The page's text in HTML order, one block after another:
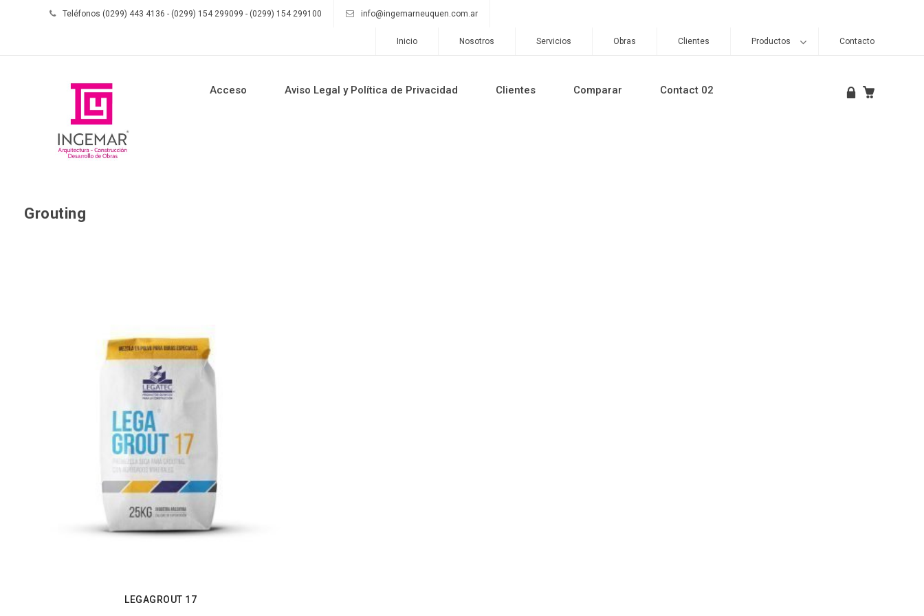
Teléfonos (0299) 443 4136 - (0299) 154 299099 - (0299) 154 299100 info@ingemarneuquen.com.ar
Inicio Nosotros Servicios Obras Clientes Productos Contacto
Acceso Aviso Legal y Política de Privacidad Clientes Comparar Contact 02
Skip to content
Grouting
LEGAGROUT 17